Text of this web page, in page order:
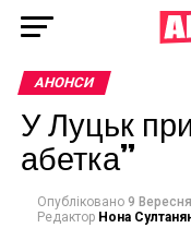
АНОНСИ
У Луцьк
абетка”
Опубліковано 9
Редактор Нона